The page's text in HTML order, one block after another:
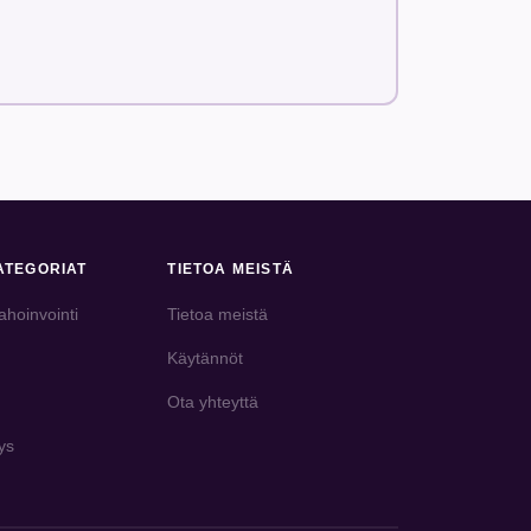
ovat yleensä vähäiset, mikä
vastaan. Vaikka sitä käytetään yleensä ihon
hallintaan. Aristocortin tärkeä etu on
on myös rauhoittavia ominaisuuksia.
sen sedatiiviset vaikutukset voivat
päivittäiseen käyttöön ja on tunnettu siitä,
on erityisen suosittu nuorten ja aikuisten
TIETOA MEISTÄ
Tietoa meistä
Käytännöt
Ota yhteyttä